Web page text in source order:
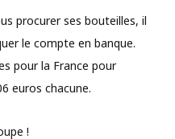
procurer ses bouteilles, il
le compte en banque.
pour la France pour
euros chacune.
!